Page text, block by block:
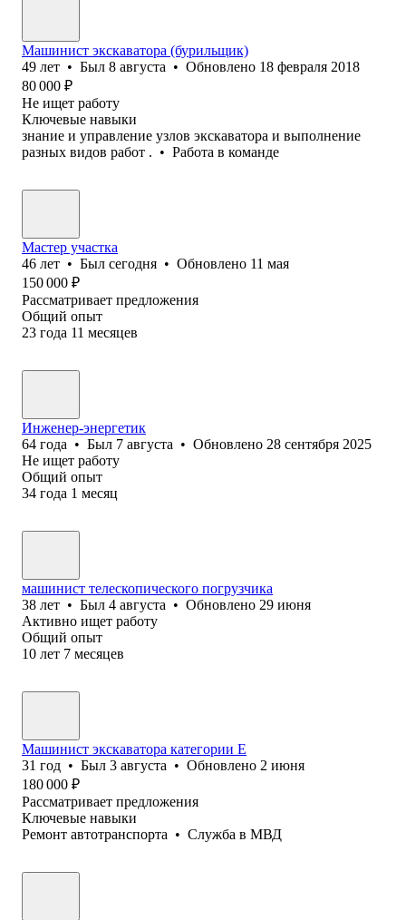
Машинист экскаватора (бурильщик)
49 лет • Был 8 августа • Обновлено 18 февраля 2018
80 000 ₽
Не ищет работу
Ключевые навыки
знание и управление узлов экскаватора и выполнение
разных видов работ . • Работа в команде
Мастер участка
46 лет • Был сегодня • Обновлено 11 мая
150 000 ₽
Рассматривает предложения
Общий опыт
23 года 11 месяцев
Инженер-энергетик
64 года • Был 7 августа • Обновлено 28 сентября 2025
Не ищет работу
Общий опыт
34 года 1 месяц
машинист телескопического погрузчика
38 лет • Был 4 августа • Обновлено 29 июня
Активно ищет работу
Общий опыт
10 лет 7 месяцев
Машинист экскаватора категории E
31 год • Был 3 августа • Обновлено 2 июня
180 000 ₽
Рассматривает предложения
Ключевые навыки
Ремонт автотранспорта • Служба в МВД